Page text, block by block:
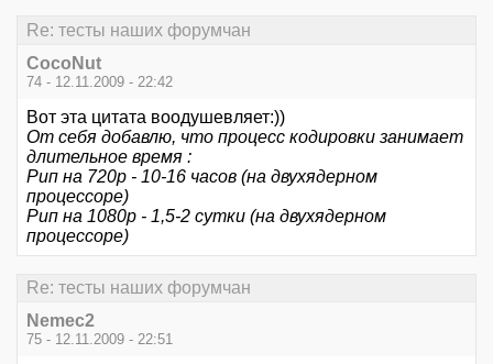
Re: тесты наших форумчан
CocoNut
74 - 12.11.2009 - 22:42
Вот эта цитата воодушевляет:))
От себя добавлю, что процесс кодировки занимает
длительное время :
Рип на 720р - 10-16 часов (на двухядерном
процессоре)
Рип на 1080р - 1,5-2 сутки (на двухядерном
процессоре)
Re: тесты наших форумчан
Nemec2
75 - 12.11.2009 - 22:51